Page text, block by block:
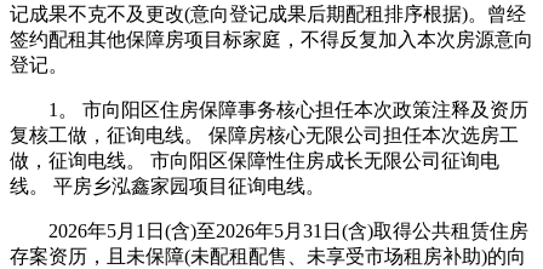
记成果不克不及更改(意向登记成果后期配租排序根据)。曾经
签约配租其他保障房项目标家庭，不得反复加入本次房源意向
登记。
1。 市向阳区住房保障事务核心担任本次政策注释及资历
复核工做，征询电线。 保障房核心无限公司担任本次选房工
做，征询电线。 市向阳区保障性住房成长无限公司征询电
线。 平房乡泓鑫家园项目征询电线。
2026年5月1日(含)至2026年5月31日(含)取得公共租赁住房
存案资历，且未保障(未配租配售、未享受市场租房补助)的向